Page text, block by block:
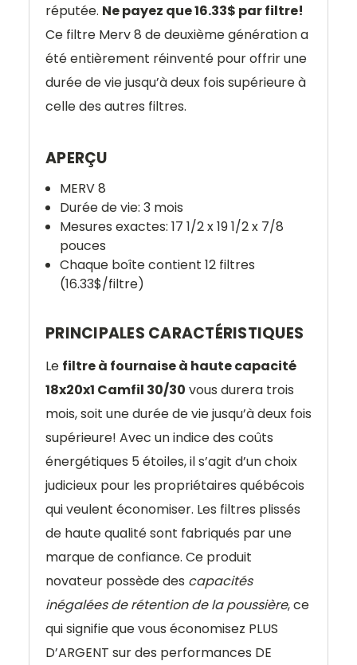
réputée. Ne payez que 16.33$ par filtre!
Ce filtre Merv 8 de deuxième génération a
été entièrement réinventé pour offrir une
durée de vie jusqu’à deux fois supérieure à
celle des autres filtres.
APERÇU
MERV 8
Durée de vie: 3 mois
Mesures exactes: 17 1/2 x 19 1/2 x 7/8
pouces
Chaque boîte contient 12 filtres
(16.33$/filtre)
PRINCIPALES CARACTÉRISTIQUES
Le filtre à fournaise à haute capacité
18x20x1 Camfil 30/30 vous durera trois
mois, soit une durée de vie jusqu’à deux fois
supérieure! Avec un indice des coûts
énergétiques 5 étoiles, il s’agit d’un choix
judicieux pour les propriétaires québécois
qui veulent économiser. Les filtres plissés
de haute qualité sont fabriqués par une
marque de confiance. Ce produit
novateur possède des capacités
inégalées de rétention de la poussière, ce
qui signifie que vous économisez PLUS
D’ARGENT sur des performances DE